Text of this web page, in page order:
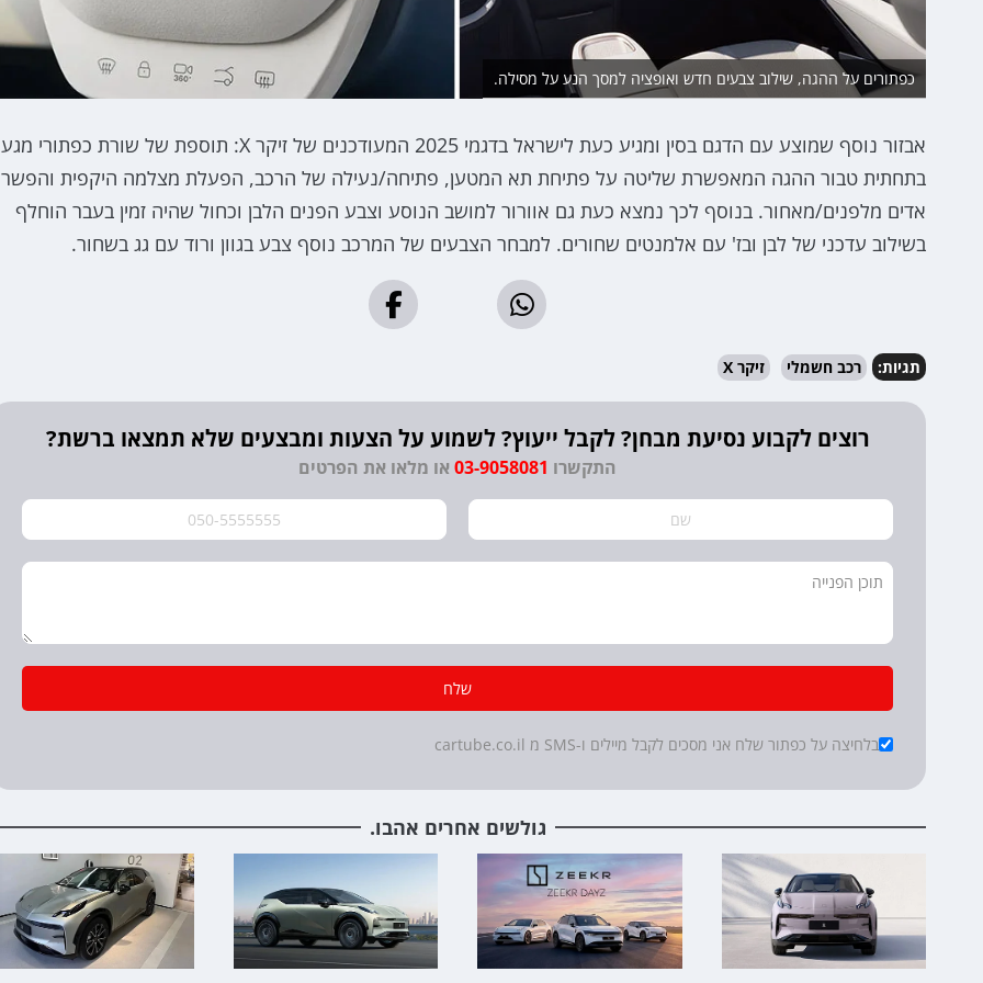
כפתורים על ההגה, שילוב צבעים חדש ואופציה למסך הנע על מסילה.
אבזור נוסף שמוצע עם הדגם בסין ומגיע כעת לישראל בדגמי 2025 המעודכנים של זיקר X: תוספת של שורת כפתורי מגע
בתחתית טבור ההגה המאפשרת שליטה על פתיחת תא המטען, פתיחה/נעילה של הרכב, הפעלת מצלמה היקפית
אדים מלפנים/מאחור. בנוסף לכך נמצא כעת גם אוורור למושב הנוסע וצבע הפנים הלבן וכחול שהיה זמין בעבר הוחלף
בשילוב עדכני של לבן ובז' עם אלמנטים שחורים. למבחר הצבעים של המרכב נוסף צבע בגוון ורוד עם גג בשחור.
תגיות: רכב חשמלי זיקר X
רוצים לקבוע נסיעת מבחן? לקבל ייעוץ? לשמוע על הצעות ומבצעים שלא תמצאו ברשת?
התקשרו 03-9058081 או מלאו את הפרטים
שלח
Checkboxes
*
בלחיצה על כפתור שלח אני מסכים לקבל מיילים ו-SMS מ cartube.co.il
גולשים אחרים אהבו.